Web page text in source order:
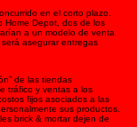
en el corto plazo.
Home Depot, dos de los
a un modelo de venta
asegurar entregas
de las tiendas
tráfico y ventas a los
fijos asociados a las
sus productos.
brick & mortar dejen de